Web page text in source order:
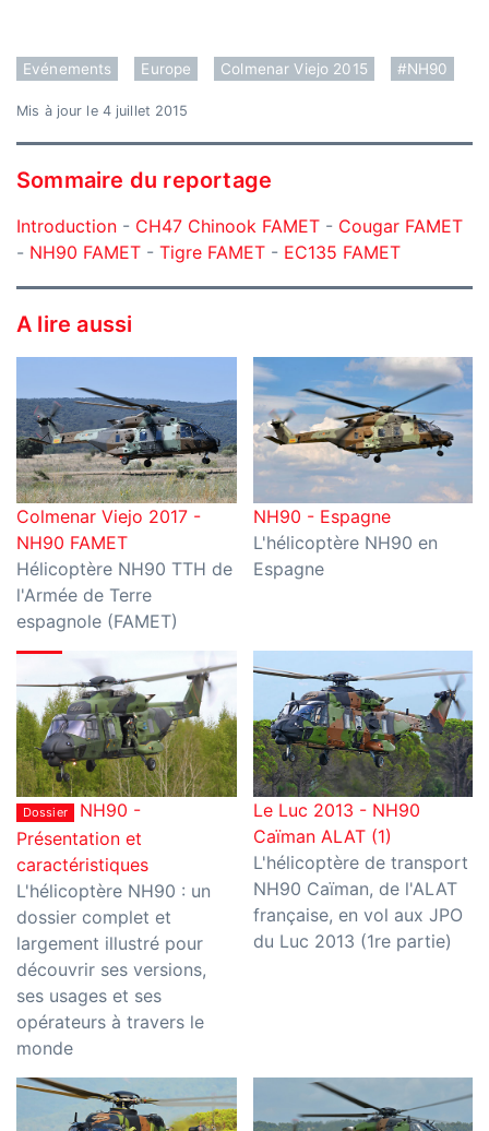
Evénements Europe Colmenar Viejo 2015 #NH90
Mis à jour le 4 juillet 2015
Sommaire du reportage
Introduction - CH47 Chinook FAMET - Cougar FAMET
- NH90 FAMET - Tigre FAMET - EC135 FAMET
A lire aussi
Colmenar Viejo 2017 -
NH90 FAMET
Hélicoptère NH90 TTH de
l'Armée de Terre
espagnole (FAMET)
NH90 - Espagne
L'hélicoptère NH90 en
Espagne
Dossier NH90 -
Présentation et
caractéristiques
L'hélicoptère NH90 : un
dossier complet et
largement illustré pour
découvrir ses versions,
ses usages et ses
opérateurs à travers le
monde
Le Luc 2013 - NH90
Caïman ALAT (1)
L'hélicoptère de transport
NH90 Caïman, de l'ALAT
française, en vol aux JPO
du Luc 2013 (1re partie)